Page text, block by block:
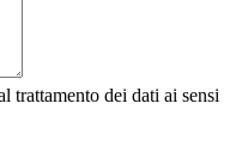
trattamento dei dati ai sensi